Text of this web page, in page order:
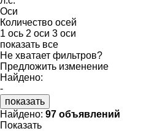
Оси
Количество осей
1 ось 2 оси 3 оси
показать все
Не хватает фильтров?
Предложить изменение
Найдено:
-
показать
Найдено: 97 объявлений
Показать